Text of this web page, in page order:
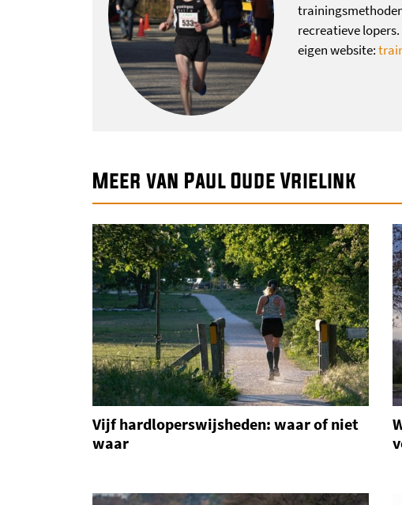
recreatieve
eigen website:
Meer van Paul Oude Vrielink
Vijf hardloperswijsheden: waar of niet
waar